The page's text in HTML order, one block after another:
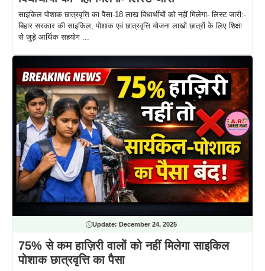
साइकिल पोशाक छात्रवृत्ति का पैसा-18 लाख विधार्थीयों को नहीं मिलेगा- लिस्ट जारी:-
बिहार सरकार की साइकिल, पोशाक एवं छात्रवृत्ति योजना लाखों छात्रों के लिए शिक्षा
से जुड़े आर्थिक सहयोग ...
Update: December 24, 2025
75% से कम हाज़िरी वालों को नहीं मिलेगा साइकिल
पोशाक छात्रवृत्ति का पैसा